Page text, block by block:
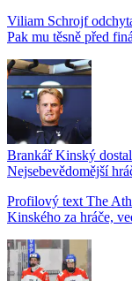
Viliam Schrojf
Pak mu těsně před
Brankář Kinský
Nejsebevědomější
Profilový text The
Kinského za hráče,